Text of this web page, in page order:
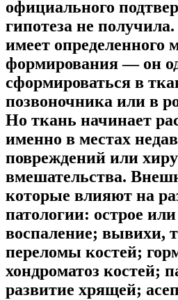
официального
гипотеза не получила.
имеет определенного
формирования — он
сформироваться в
позвоночника или в
Но ткань начинает
именно в местах
повреждений или
вмешательства.
которые влияют на
патологии: острое
воспаление; вывихи,
переломы костей;
хондроматоз костей;
развитие хрящей;